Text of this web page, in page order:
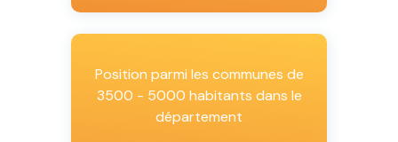
Position parmi les communes de
3500 - 5000 habitants dans le
département